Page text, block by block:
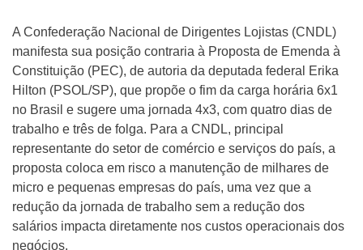
A Confederação Nacional de Dirigentes Lojistas (CNDL)
manifesta sua posição contraria à Proposta de Emenda à
Constituição (PEC), de autoria da deputada federal Erika
Hilton (PSOL/SP), que propõe o fim da carga horária 6x1
no Brasil e sugere uma jornada 4x3, com quatro dias de
trabalho e três de folga. Para a CNDL, principal
representante do setor de comércio e serviços do país, a
proposta coloca em risco a manutenção de milhares de
micro e pequenas empresas do país, uma vez que a
redução da jornada de trabalho sem a redução dos
salários impacta diretamente nos custos operacionais dos
negócios.